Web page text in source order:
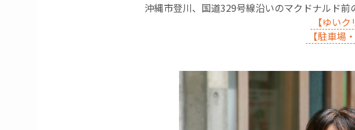
沖縄市登川、国道329号線沿いのマクドナルド前
【ゆい
【駐車場